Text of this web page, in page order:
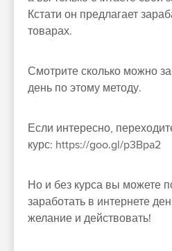
Кстати он предлагает
товарах.
Смотрите сколько можно
день по этому методу.
Если интересно,
курс: https://goo.gl/p3Bpa2
Но и без курса вы можете
заработать в интернете
желание и действовать!